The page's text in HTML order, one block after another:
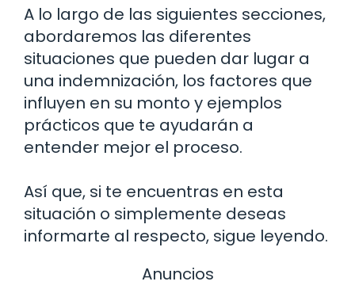
A lo largo de las siguientes secciones,
abordaremos las diferentes
situaciones que pueden dar lugar a
una indemnización, los factores que
influyen en su monto y ejemplos
prácticos que te ayudarán a
entender mejor el proceso.
Así que, si te encuentras en esta
situación o simplemente deseas
informarte al respecto, sigue leyendo.
Anuncios